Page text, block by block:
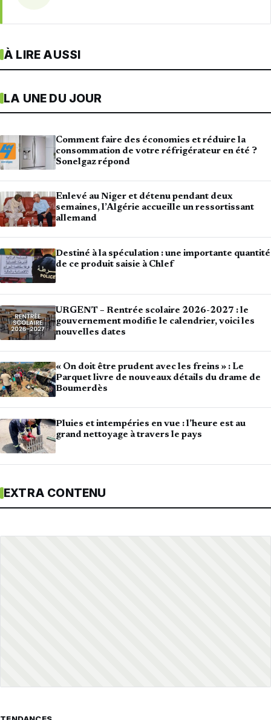
À LIRE AUSSI
LA UNE DU JOUR
Comment faire des économies et réduire la
consommation de votre réfrigérateur en été ?
Sonelgaz répond
Enlevé au Niger et détenu pendant deux
semaines, l’Algérie accueille un ressortissant
allemand
Destiné à la spéculation : une importante quantité
de ce produit saisie à Chlef
URGENT – Rentrée scolaire 2026-2027 : le
gouvernement modifie le calendrier, voici les
nouvelles dates
« On doit être prudent avec les freins » : Le
Parquet livre de nouveaux détails du drame de
Boumerdès
Pluies et intempéries en vue : l’heure est au
grand nettoyage à travers le pays
EXTRA CONTENU